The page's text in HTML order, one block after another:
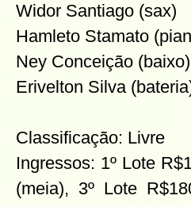
Widor Santiago (sax)
Hamleto Stamato
Ney Conceição (baixo)
Erivelton Silva
Classificação: Livre
Ingressos: 1º Lote
(meia), 3º Lote